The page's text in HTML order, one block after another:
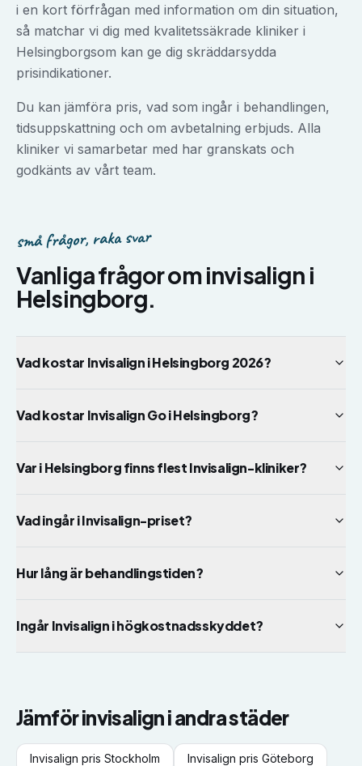
i en kort förfrågan med information om din situation,
så matchar vi dig med kvalitetssäkrade kliniker i
Helsingborgsom kan ge dig skräddarsydda
prisindikationer.
Du kan jämföra pris, vad som ingår i behandlingen,
tidsuppskattning och om avbetalning erbjuds. Alla
kliniker vi samarbetar med har granskats och
godkänts av vårt team.
små frågor, raka svar
Vanliga frågor ominvisalign i
Helsingborg.
Vad kostar Invisalign i Helsingborg 2026?
Vad kostar Invisalign Go i Helsingborg?
Var i Helsingborg finns flest Invisalign-kliniker?
Vad ingår i Invisalign-priset?
Hur lång är behandlingstiden?
Ingår Invisalign i högkostnadsskyddet?
Jämförinvisaligni andra städer
Invisalign pris Stockholm Invisalign pris Göteborg